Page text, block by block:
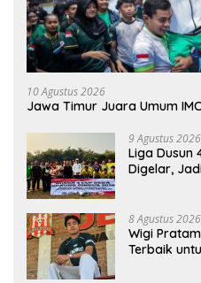
10 Agustus 2026
Jawa Timur Juara Umum
9 Agustus 2026
Liga Dusun
Digelar,
8 Agustus 2026
Wigi
Terbaik